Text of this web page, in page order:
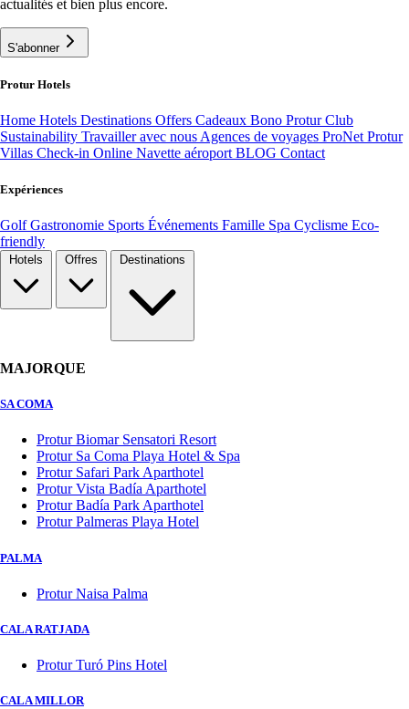
actualités et bien plus encore.
S'abonner
Protur Hotels
Home Hotels Destinations Offers Cadeaux Bono Protur Club
Sustainability Travailler avec nous Agences de voyages ProNet Protur
Villas Check-in Online Navette aéroport BLOG Contact
Expériences
GolfGastronomie Sports Événements Famille Spa Cyclisme Eco-
friendly
MAJORQUE
SA COMA
Protur Biomar Sensatori Resort
Protur Sa Coma Playa Hotel & Spa
Protur Safari Park Aparthotel
Protur Vista Badía Aparthotel
Protur Badía Park Aparthotel
Protur Palmeras Playa Hotel
PALMA
Protur Naisa Palma
CALA RATJADA
Protur Turó Pins Hotel
CALA MILLOR